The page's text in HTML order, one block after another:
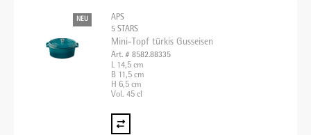
NEU
APS
5 STARS
Mini-Topf türkis Gusseisen
Art. # 8582.88335
L 14,5 cm
B 11,5 cm
H 6,5 cm
Vol. 45 cl